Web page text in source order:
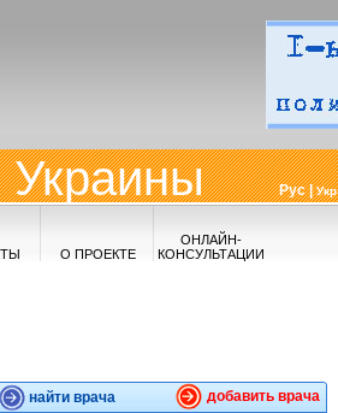
Украины Рус |Укр
О ПРОЕКТЕ
ОНЛАЙН-
КОНСУЛЬТАЦИИ
найти врача добавить врача